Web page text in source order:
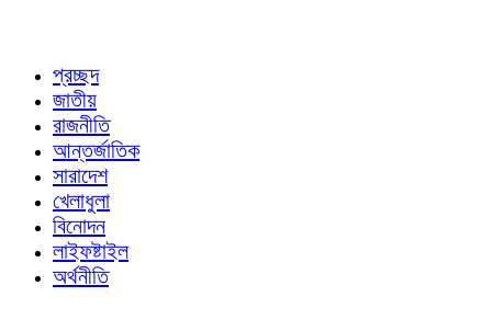
প্রচ্ছদ
জাতীয়
রাজনীতি
আন্তর্জাতিক
সারাদেশ
খেলাধুলা
বিনোদন
লাইফষ্টাইল
অর্থনীতি